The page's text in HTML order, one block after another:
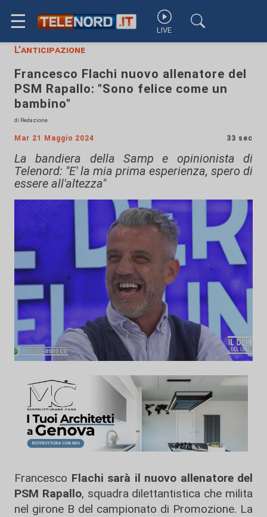
☰ LIVE
L'anticipazione
Francesco Flachi nuovo allenatore del
PSM Rapallo: "Sono felice come un
bambino"
di Redazione
Mar 21 Maggio 2024 33 sec
La bandiera della Samp e opinionista di
Telenord: "E' la mia prima esperienza, spero di
essere all'altezza"
Francesco Flachi sarà il nuovo allenatore del
PSM Rapallo, squadra dilettantistica che milita
nel girone B del campionato di Promozione. La